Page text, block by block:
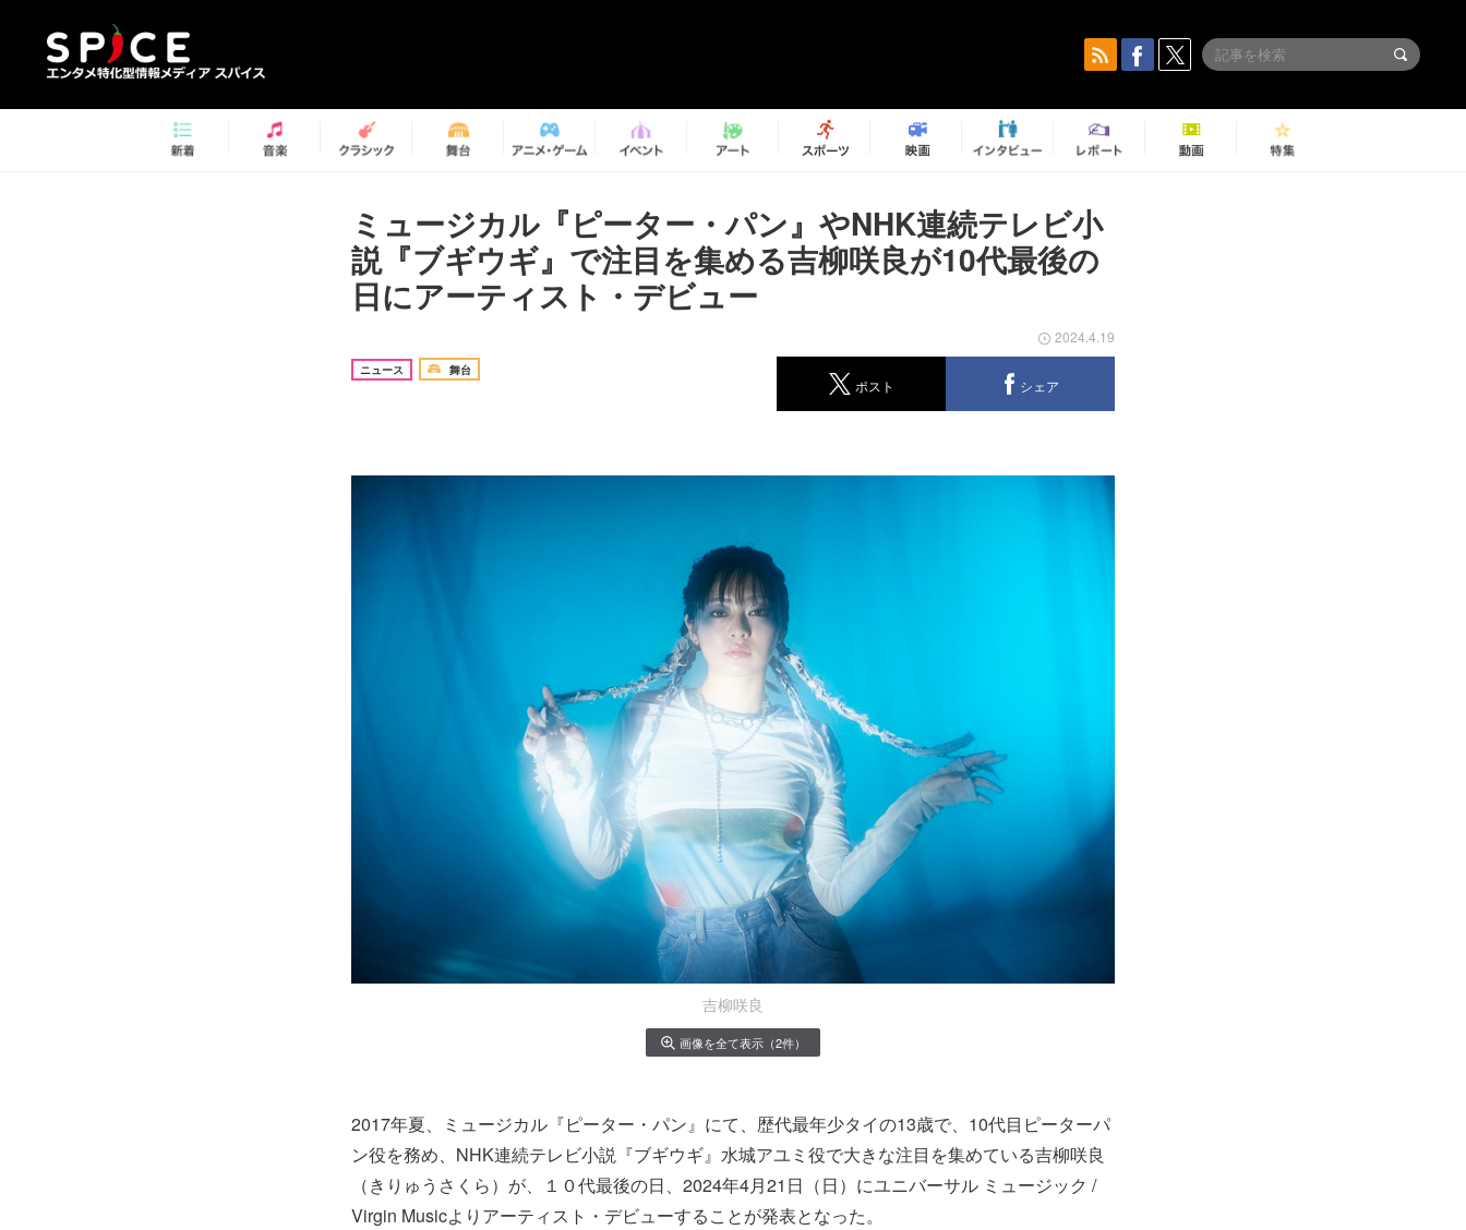
ミュージカル『ピーター・パン』やNHK連続テレビ小
説『ブギウギ』で注目を集める吉柳咲良が10代最後の
日にアーティスト・デビュー
ニュース 舞台
2024.4.19
ポスト シェア
吉柳咲良
画像を全て表示（2件）
2017年夏、ミュージカル『ピーター・パン』にて、歴代最年少タイの13歳で、10代目ピーターパ
ン役を務め、NHK連続テレビ小説『ブギウギ』水城アユミ役で大きな注目を集めている吉柳咲良
（きりゅうさくら）が、１０代最後の日、2024年4月21日（日）にユニバーサル ミュージック /
Virgin Musicよりアーティスト・デビューすることが発表となった。